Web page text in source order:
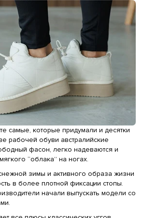
самые, которые придумали и десятки
рабочей обуви австралийские
фасон, легко надеваются и
“облака” на ногах.
зимы и активного образа жизни
в более плотной фиксации стопы.
начали выпускать модели со